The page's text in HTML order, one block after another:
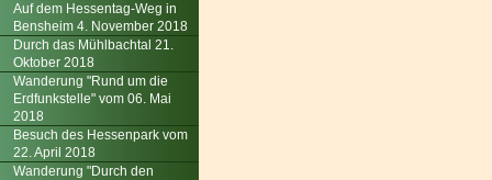
Auf dem Hessentag-Weg in
Bensheim 4. November 2018
Durch das Mühlbachtal 21.
Oktober 2018
Wanderung "Rund um die
Erdfunkstelle" vom 06. Mai
2018
Besuch des Hessenpark vom
22. April 2018
Wanderung "Durch den